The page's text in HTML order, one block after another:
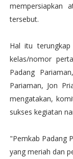
mempersiapkan
tersebut.
Hal itu
kelas/nomor
Padang
Pariaman, Jon
mengatakan,
sukses kegiatan
"Pemkab Padang
yang meriah dan